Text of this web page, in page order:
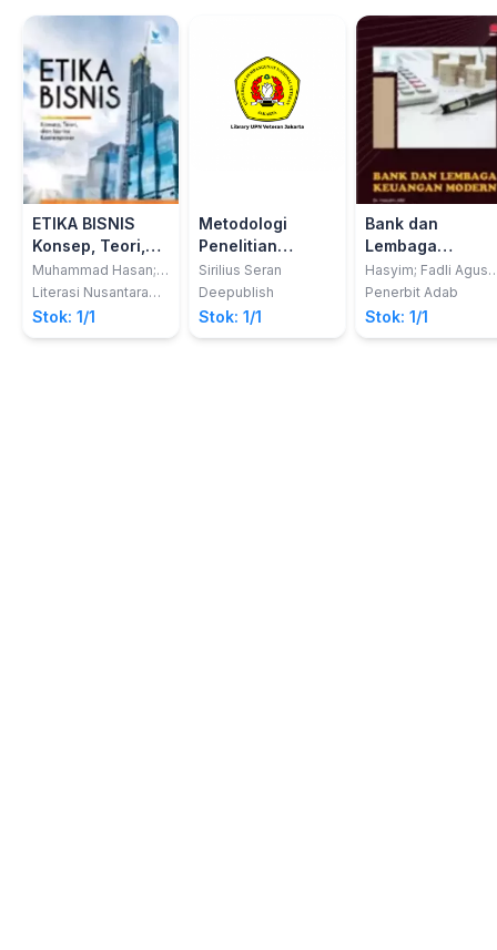
ETIKA BISNIS
Konsep, Teori,
dan Isu-Isu
Kontemporer
Muhammad Hasan;
Imam Asrofi; Rahmad
Doddy Syahirul Alam,
Lita Monalysa, Rino
Literasi Nusantara
Abadi
Stok: 1/1
Metodologi
Penelitian
Ekonomi Dan
Sosial
Sirilius Seran
Deepublish
Stok: 1/1
Bank dan
Lembaga
Keuangan
Modern
Hasyim; Fadli Agus
Triansyah
Penerbit Adab
Stok: 1/1